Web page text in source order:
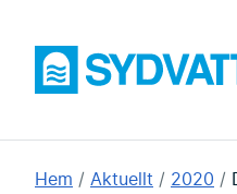
huvudinnehållet
Sydvatten
Du
Hem Aktuellt 2020